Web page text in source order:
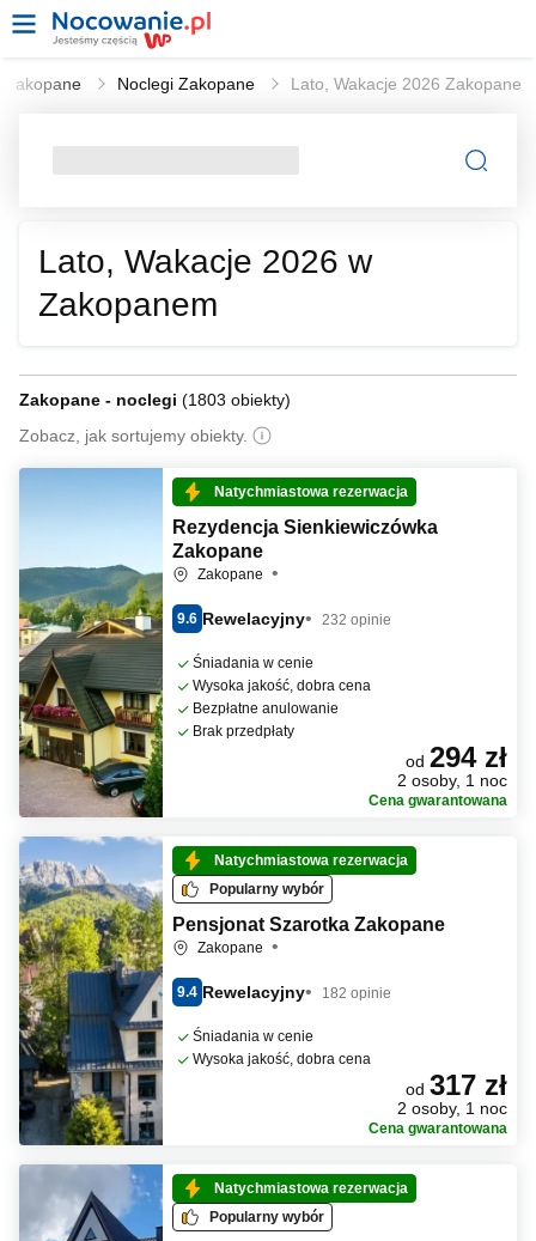
Zakopane Noclegi Zakopane Lato, Wakacje 2026 Zakopane
Lato, Wakacje 2026 w
Zakopanem
Zakopane - noclegi (1803 obiekty)
Zobacz, jak sortujemy obiekty.
Natychmiastowa rezerwacja
Rezydencja Sienkiewiczówka
Zakopane
Zakopane
9.6 Rewelacyjny 232 opinie
Śniadania w cenie
Wysoka jakość, dobra cena
Bezpłatne anulowanie
Brak przedpłaty
od 294 zł
2 osoby, 1 noc
Cena gwarantowana
Natychmiastowa rezerwacja
Popularny wybór
Pensjonat Szarotka Zakopane
Zakopane
9.4 Rewelacyjny 182 opinie
Śniadania w cenie
Wysoka jakość, dobra cena
od 317 zł
2 osoby, 1 noc
Cena gwarantowana
Natychmiastowa rezerwacja
Popularny wybór